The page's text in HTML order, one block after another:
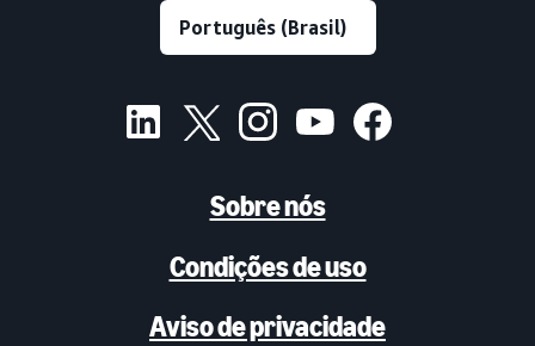
Sobre nós
Condições de uso
Aviso de privacidade